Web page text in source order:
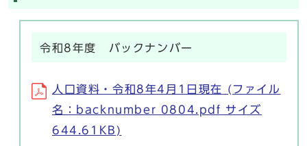
令和8年度 バックナンバー
人口資料・令和8年4月1日現在 (ファイル
名：backnumber 0804.pdf サイズ
644.61KB)